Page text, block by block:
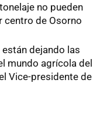
no pueden
de Osorno
dejando las
mundo agrícola del
Vice-presidente de